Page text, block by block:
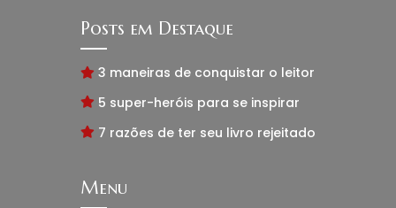
Posts em Destaque
3 maneiras de conquistar o leitor
5 super-heróis para se inspirar
7 razões de ter seu livro rejeitado
Menu